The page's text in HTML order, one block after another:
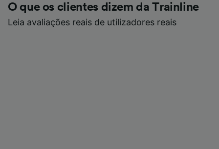
O que os clientes dizem da Trainline
Leia avaliações reais de utilizadores reais